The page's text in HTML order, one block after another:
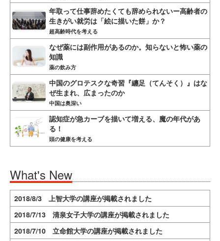
年取って仕事辞めたくても辞められないー高齢者の
生きがい就労は「絵に描いた餅」か？
超高齢時代を考える
なぜ薬には副作用があるのか。知らないと怖い薬の
知識
薬の飲み方
中国のグロテスクな奇習『纏足（てんそく）』はな
ぜ生まれ、広まったのか
中国は奥深い
認知症が急カーブを描いて増える、魔の年代があ
る！
頭の健康を考える
What's New
2018/8/3 上智大学の講座が掲載されました
2018/7/13 清泉女子大学の講座が掲載されました
2018/7/10 立命館大学の講座が掲載されました